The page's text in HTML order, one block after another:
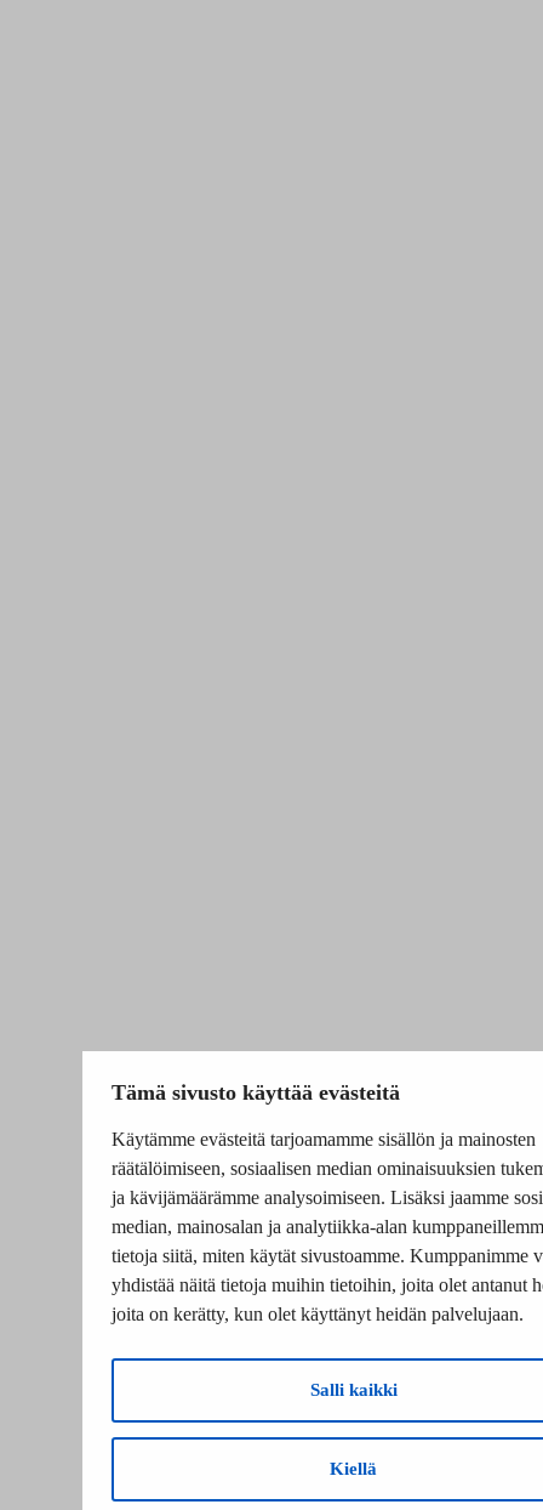
Tämä sivusto käyttää evästeitä
Käytämme evästeitä tarjoamamme sisällön ja mainosten
räätälöimiseen, sosiaalisen median ominaisuuksien
ja kävijämäärämme analysoimiseen. Lisäksi jaamme
median, mainosalan ja analytiikka-alan
tietoja siitä, miten käytät sivustoamme. Kumppanimme
yhdistää näitä tietoja muihin tietoihin, joita olet antanut
joita on kerätty, kun olet käyttänyt heidän palvelujaan.
Salli kaikki
Kiellä